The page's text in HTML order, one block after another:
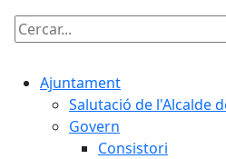
Cercar:
Ajuntament
Salutació de l'Alcalde
Govern
Consistori